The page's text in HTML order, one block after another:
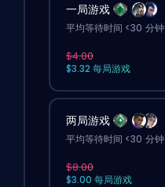
一局游戏
平均等待时间 <30 分钟
$4.00
$3.32 每局游戏
两局游戏
平均等待时间 <30 分钟
$8.00
$3.00 每局游戏